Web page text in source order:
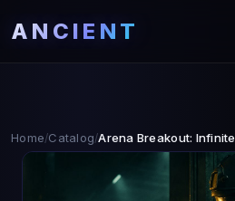
ANCIENT
Home/Catalog/Arena Breakout: Infinite